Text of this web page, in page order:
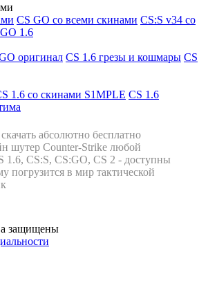
CS GO со всеми скинами CS:S v34 со
1.6
оригинал CS 1.6 грезы и кошмары CS
1.6 со скинами S1MPLE CS 1.6
абсолютно бесплатно
шутер Counter-Strike любой
1.6, CS:S, CS:GO, CS 2 - доступны
в мир тактической
защищены